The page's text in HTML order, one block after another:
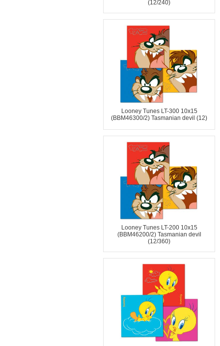
(12/240)
Looney Tunes LT-300 10x15
(BBM46300/2) Tasmanian devil (12)
Looney Tunes LT-200 10x15
(BBM46200/2) Tasmanian devil
(12/360)